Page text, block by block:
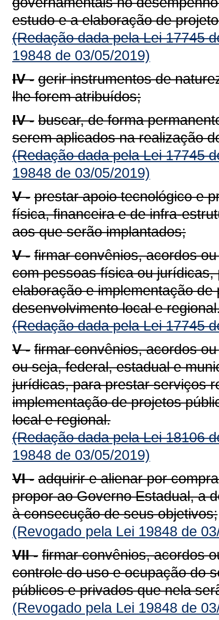
estudo e a elaboração de
(Redação dada pela Lei 17745
19848 de 03/05/2019)
IV - gerir instrumentos de
lhe forem atribuídos;
IV - buscar, de forma
serem aplicados na realização
(Redação dada pela Lei 17745
19848 de 03/05/2019)
V - prestar apoio tecnológico e
física, financeira e de infra-
aos que serão implantados;
V - firmar convênios, acordos
com pessoas física ou
elaboração e implementação
desenvolvimento local e
(Redação dada pela Lei 17745
V - firmar convênios, acordos
ou seja, federal, estadual e
jurídicas, para prestar serviços
implementação de projetos
local e regional.
(Redação dada pela Lei 18106
19848 de 03/05/2019)
VI - adquirir e alienar por
propor ao Governo Estadual, a
à consecução de seus objetivos;
(Revogado pela Lei 19848 de
VII - firmar convênios, acordos
controle do uso e ocupação do
públicos e privados que nela
(Revogado pela Lei 19848 de